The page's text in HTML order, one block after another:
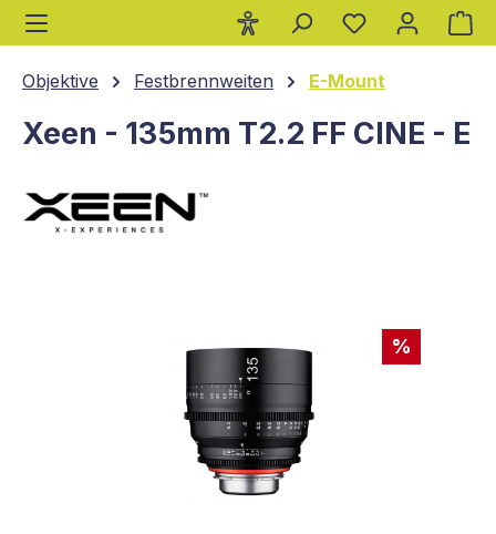
springen
Objektive Festbrennweiten E-Mount
Xeen - 135mm T2.2 FF CINE - E
%